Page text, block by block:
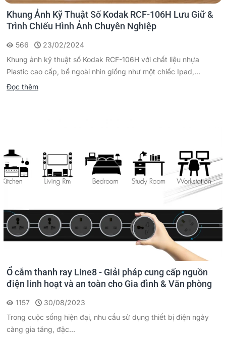
Khung Ảnh Kỹ Thuật Số Kodak RCF-106H Lưu Giữ &
Trình Chiếu Hình Ảnh Chuyên Nghiệp
566
23/02/2024
Khung ảnh kỹ thuật số Kodak RCF-106H với chất liệu nhựa
Plastic cao cấp, bề ngoài nhìn giống như một chiếc Ipad,...
Đọc thêm
Ổ cắm thanh ray Line8 - Giải pháp cung cấp nguồn
điện linh hoạt và an toàn cho Gia đình & Văn phòng
1157
30/08/2023
Trong cuộc sống hiện đại, nhu cầu sử dụng thiết bị điện ngày
càng gia tăng, đặc...